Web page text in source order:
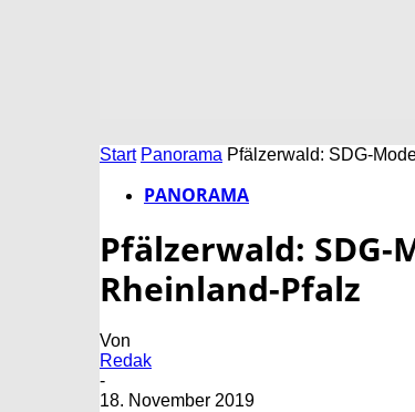
Start Panorama Pfälzerwald: SDG-
PANORAMA
Pfälzerwald:
Rheinland-Pfalz
Von
Redak
-
18. November 2019